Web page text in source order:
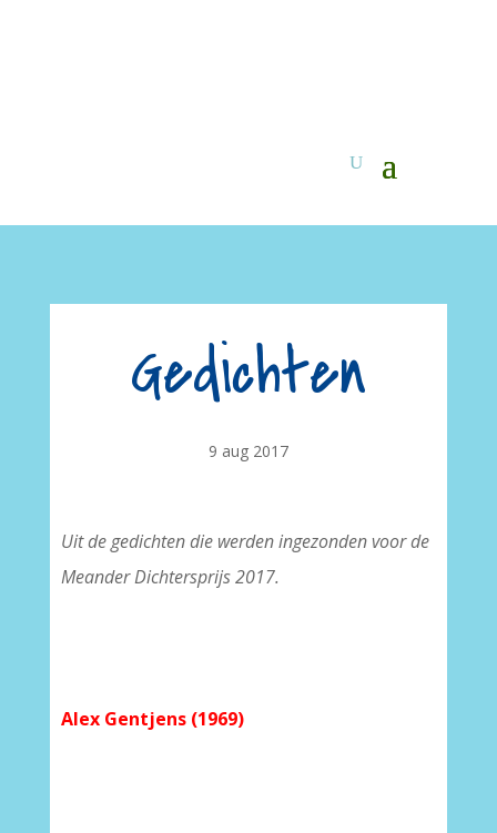
Gedichten
9 aug 2017
Uit de gedichten die werden ingezonden voor de
Meander Dichtersprijs 2017.
Alex Gentjens (1969)